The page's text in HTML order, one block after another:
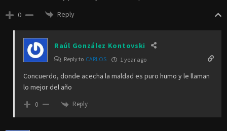
0 Reply
Raúl González Kontovski
Reply to CARLOS 1 year ago
Concuerdo, donde acecha la maldad es puro humo y le llaman
lo mejor del año
0 Reply